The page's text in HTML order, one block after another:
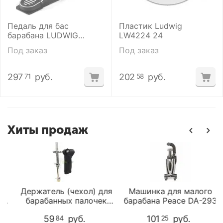
Педаль для бас
барабана LUDWIG
Под заказ
297 71 руб.
Пластик Ludwig
LW4224 24
Под заказ
202 58 руб.
Хиты продаж
Держатель (чехол) для
барабанных палочек
5984 руб.
Машинка для малого
барабана Peace DA-293
10125 руб.